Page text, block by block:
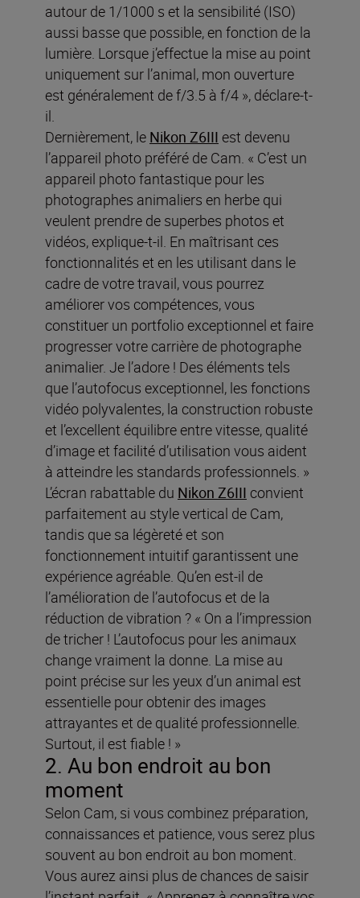
autour de 1/1000 s et la sensibilité (ISO)
aussi basse que possible, en fonction de la
lumière. Lorsque j’effectue la mise au point
uniquement sur l’animal, mon ouverture
est généralement de f/3.5 à f/4 », déclare-t-
il.
Dernièrement, le Nikon Z6III est devenu
l’appareil photo préféré de Cam. « C’est un
appareil photo fantastique pour les
photographes animaliers en herbe qui
veulent prendre de superbes photos et
vidéos, explique-t-il. En maîtrisant ces
fonctionnalités et en les utilisant dans le
cadre de votre travail, vous pourrez
améliorer vos compétences, vous
constituer un portfolio exceptionnel et faire
progresser votre carrière de photographe
animalier. Je l’adore ! Des éléments tels
que l’autofocus exceptionnel, les fonctions
vidéo polyvalentes, la construction robuste
et l’excellent équilibre entre vitesse, qualité
d’image et facilité d’utilisation vous aident
à atteindre les standards professionnels. »
L’écran rabattable du Nikon Z6III convient
parfaitement au style vertical de Cam,
tandis que sa légèreté et son
fonctionnement intuitif garantissent une
expérience agréable. Qu’en est-il de
l’amélioration de l’autofocus et de la
réduction de vibration ? « On a l’impression
de tricher ! L’autofocus pour les animaux
change vraiment la donne. La mise au
point précise sur les yeux d’un animal est
essentielle pour obtenir des images
attrayantes et de qualité professionnelle.
Surtout, il est fiable ! »
2. Au bon endroit au bon
moment
Selon Cam, si vous combinez préparation,
connaissances et patience, vous serez plus
souvent au bon endroit au bon moment.
Vous aurez ainsi plus de chances de saisir